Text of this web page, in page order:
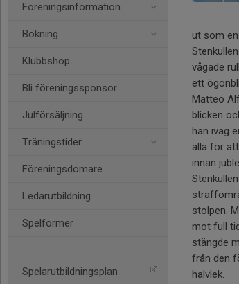
Föreningsinformation
Bokning
Klubbshop
Bli föreningssponsor
Julförsäljning
Träningstider
Föreningsdomare
Ledarutbildning
Spelformer
Spelarutbildningsplan
ut som
vågade
ett
Matteo
blicken
han iväg
alla för
innan
stolpen.
mot full
stängde
från den
halvlek.